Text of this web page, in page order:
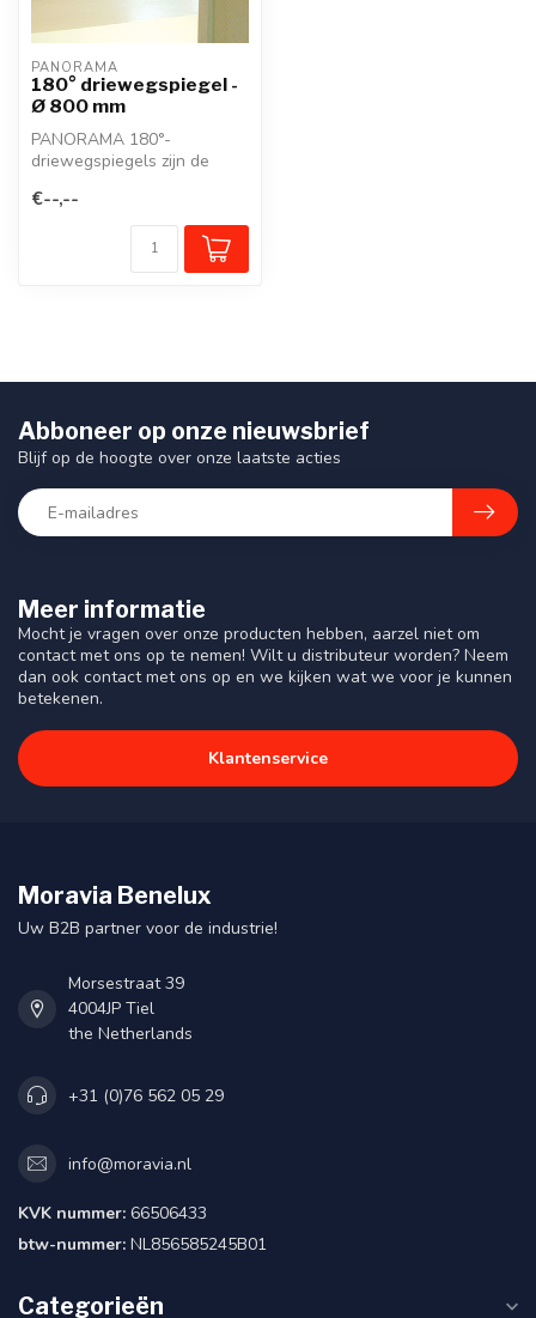
PANORAMA
180° driewegspiegel -
Ø 800 mm
PANORAMA 180°-
driewegspiegels zijn de
beveiligen van smalle, ...
€--,--
Meer informatie
Mocht je vragen over onze producten hebben, aarzel niet om
contact met ons op te nemen! Wilt u distributeur worden? Neem
dan ook contact met ons op en we kijken wat we voor je kunnen
betekenen.
Klantenservice
Abboneer op onze nieuwsbrief
Blijf op de hoogte over onze laatste acties
Moravia Benelux
Uw B2B partner voor de industrie!
Morsestraat 39
4004JP Tiel
the Netherlands
+31 (0)76 562 05 29
info@moravia.nl
KVK nummer: 66506433
btw-nummer: NL856585245B01
Categorieën